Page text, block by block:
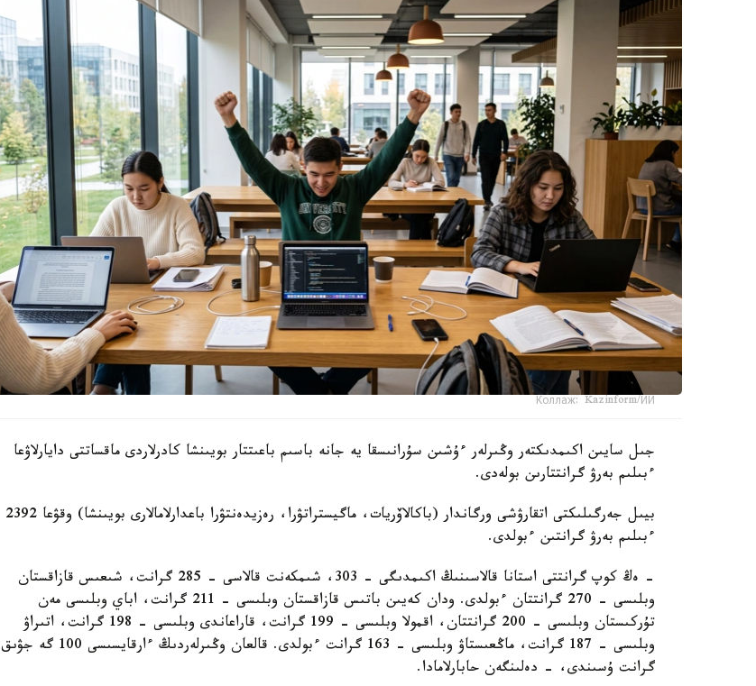
Коллаж: Kazinform/ИИ
جىل سايىن اكىمدىكتەر وڭىرلەر ءۇشىن سۇرانىسقا يە جانە باسىم باعىتتار بويىنشا كادرلاردى ماقساتتى دايارلاۋعا
ءبىلىم بەرۋ گرانتتارىن بولەدى.
بيىل جەرگىلىكتى اتقارۋشى ورگاندار (باكالاۆريات، ماگيستراتۋرا، رەزيدەنتۋرا باعدارلامالارى بويىنشا) وقۋعا 2392
ءبىلىم بەرۋ گرانتىن ءبولدى.
-
ەڭ كوپ گرانتتى استانا قالاسىنىڭ اكىمدىگى – 303، شىمكەنت قالاسى - 285 گرانت، شىعىس قازاقستان
وبلىسى - 270 گرانتتان ءبولدى. ودان كەيىن باتىس قازاقستان وبلىسى - 211 گرانت، اباي وبلىسى مەن
تۇركىستان وبلىسى - 200 گرانتتان، اقمولا وبلىسى - 199 گرانت، قاراعاندى وبلىسى - 198 گرانت، اتىراۋ
وبلىسى - 187 گرانت، ماڭعىستاۋ وبلىسى - 163 گرانت ءبولدى. قالعان وڭىرلەردىڭ ءارقايسىسى 100 گە جۋىق
گرانت ۇسىندى، - دەلىنگەن حابارلامادا.